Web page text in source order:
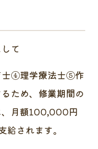
て
④理学療法士⑤作
ため、修業期間の
、月額100,000円
されます。